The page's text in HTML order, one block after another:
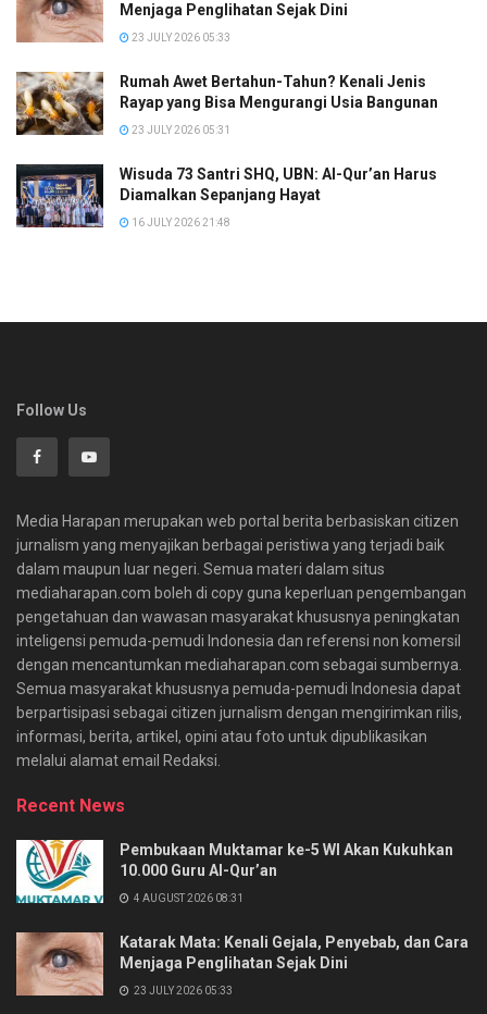
Menjaga Penglihatan Sejak Dini
23 JULY 2026 05:33
Rumah Awet Bertahun-Tahun? Kenali Jenis
Rayap yang Bisa Mengurangi Usia Bangunan
23 JULY 2026 05:31
Wisuda 73 Santri SHQ, UBN: Al-Qur’an Harus
Diamalkan Sepanjang Hayat
16 JULY 2026 21:48
Follow Us
Media Harapan merupakan web portal berita berbasiskan citizen
jurnalism yang menyajikan berbagai peristiwa yang terjadi baik
dalam maupun luar negeri. Semua materi dalam situs
mediaharapan.com boleh di copy guna keperluan pengembangan
pengetahuan dan wawasan masyarakat khususnya peningkatan
inteligensi pemuda-pemudi Indonesia dan referensi non komersil
dengan mencantumkan mediaharapan.com sebagai sumbernya.
Semua masyarakat khususnya pemuda-pemudi Indonesia dapat
berpartisipasi sebagai citizen jurnalism dengan mengirimkan rilis,
informasi, berita, artikel, opini atau foto untuk dipublikasikan
melalui alamat email Redaksi.
Recent News
Pembukaan Muktamar ke-5 WI Akan Kukuhkan
10.000 Guru Al-Qur’an
4 AUGUST 2026 08:31
Katarak Mata: Kenali Gejala, Penyebab, dan Cara
Menjaga Penglihatan Sejak Dini
23 JULY 2026 05:33